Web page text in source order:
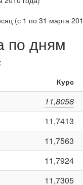
(с 1 по 31 марта
по дням
Курс
11,8058
11,7413
11,7563
11,7924
11,7305